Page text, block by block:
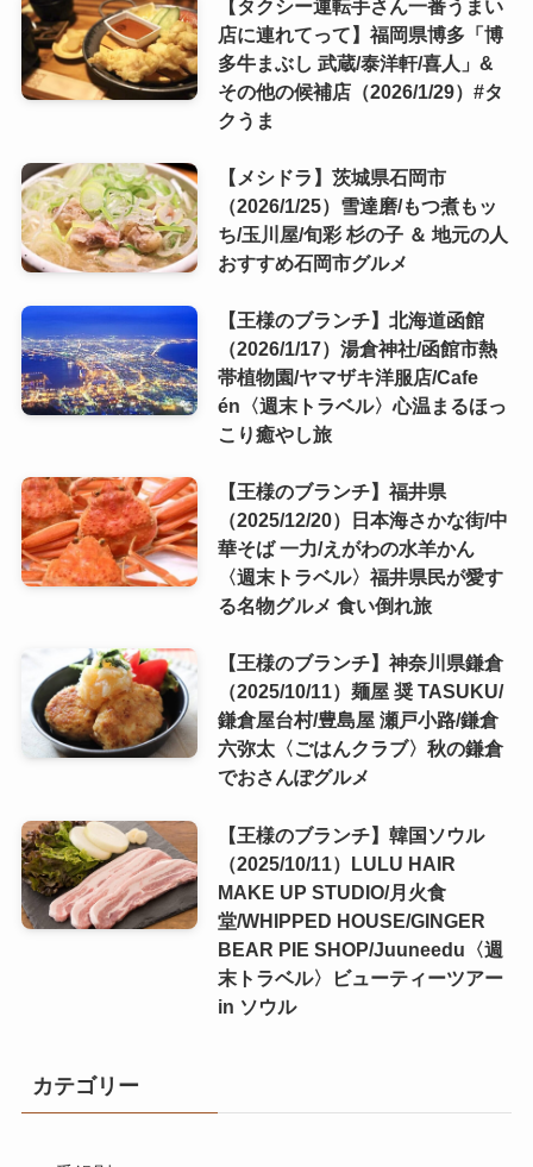
【タクシー運転手さん一番うまい
店に連れてって】福岡県博多「博
多牛まぶし 武蔵/泰洋軒/喜人」&
その他の候補店（2026/1/29）#タ
クうま
【メシドラ】茨城県石岡市
（2026/1/25）雪達磨/もつ煮もッ
ち/玉川屋/旬彩 杉の子 ＆ 地元の人
おすすめ石岡市グルメ
【王様のブランチ】北海道函館
（2026/1/17）湯倉神社/函館市熱
帯植物園/ヤマザキ洋服店/Cafe
én〈週末トラベル〉心温まるほっ
こり癒やし旅
【王様のブランチ】福井県
（2025/12/20）日本海さかな街/中
華そば 一力/えがわの水羊かん
〈週末トラベル〉福井県民が愛す
る名物グルメ 食い倒れ旅
【王様のブランチ】神奈川県鎌倉
（2025/10/11）麺屋 奨 TASUKU/
鎌倉屋台村/豊島屋 瀬戸小路/鎌倉
六弥太〈ごはんクラブ〉秋の鎌倉
でおさんぽグルメ
【王様のブランチ】韓国ソウル
（2025/10/11）LULU HAIR
MAKE UP STUDIO/月火食
堂/WHIPPED HOUSE/GINGER
BEAR PIE SHOP/Juuneedu〈週
末トラベル〉ビューティーツアー
in ソウル
カテゴリー